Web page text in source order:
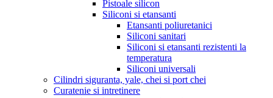
Pistoale silicon
Siliconi si etansanti
Etansanti poliuretanici
Siliconi sanitari
Siliconi si etansanti rezistenti la
temperatura
Siliconi universali
Cilindri siguranta, yale, chei si port chei
Curatenie si intretinere